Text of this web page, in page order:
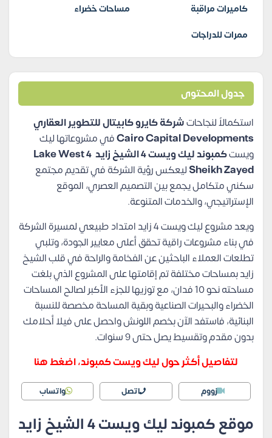
كاميرات مراقبة
مساحات خضراء
ممرات للدراجات
جدول المحتوى
استكمالاً لنجاحاتشركة كايرو كابيتال للتطوير العقاري
Cairo Capital Developmentsفي مشروعاتها ليك
ويست
كمبوند ليك ويست 4 الشيخ زايد Lake West 4
Sheikh Zayedليعكس رؤية الشركة في تقديم مجتمع
سكني متكامل يجمع بين التصميم العصري، الموقع
الإستراتيجي، والخدمات المتنوعة.
ويعد مشروع ليك ويست 4 زايد امتداد طبيعي لمسيرة الشركة
في بناء مشروعات راقية تحقق أعلى معايير الجودة، وتلبي
تطلعات العملاء الباحثين عن الفخامة والراحة في قلب الشيخ
زايد بمساحات مختلفة تم إقامتها على المشروع الذي بلغت
مساحته نحو 10 فدان، مع توزيها للجزء الأكبر لصالح المساحات
الخضراء والبحيرات الصناعية وبقية المساحة مخصصة للنسبة
البنائية، فاستفد الآن بخصم اللونش واحصل على فيلا أحلامك
بدون مقدم وتقسيط يصل حتى 9 سنوات.
لتفاصيل أكثر حول ليك ويست كمبوند، اضغط هنا
زووم اتصل واتساب
موقع كمبوند ليك ويست 4 الشيخ زايد